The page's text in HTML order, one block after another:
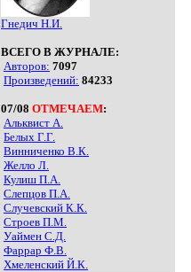
Гнедич Н.И.
ВСЕГО В ЖУРНАЛЕ:
Авторов: 7097
Произведений: 84233
07/08 ОТМЕЧАЕМ:
Альквист А.
Белых Г.Г.
Винниченко В.К.
Желло Л.
Кулиш П.А.
Слепцов П.А.
Случевский К.К.
Строев П.М.
Уаймен С.Д.
Фаррар Ф.В.
Хмеленский Й.К.